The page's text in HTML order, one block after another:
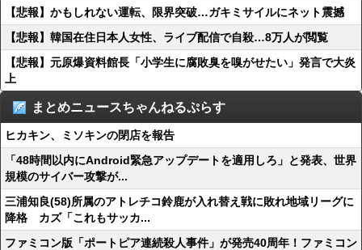
【悲報】かもしれない運転、限界突破…ガキミサイルにネット震撼
【悲報】韓国在住日本人女性、ライブ配信で自殺…8万人が閲覧
【悲報】元原爆資料館長「小学生に腐敗臭を嗅がせたい」発言で大炎
上
まとめニュースちゃんねるぷらす
ヒカキン、ミソキンの閉店を報告
「48時間以内にAndroid緊急アップデートを適用しろ」と発表、世界
規模のサイバー攻撃が...
三浦知良(58)所属のアトレチコ鈴鹿が入れ替え戦に敗れ地域リーグに
降格 カズ「これもサッカ...
ファミコン版「ポートピア連続殺人事件」が発売40周年！ファミコン